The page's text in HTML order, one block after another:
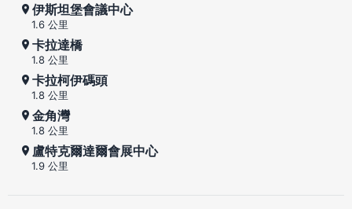
伊斯坦堡會議中心
1.6 公里
卡拉達橋
1.8 公里
卡拉柯伊碼頭
1.8 公里
金角灣
1.8 公里
盧特克爾達爾會展中心
1.9 公里